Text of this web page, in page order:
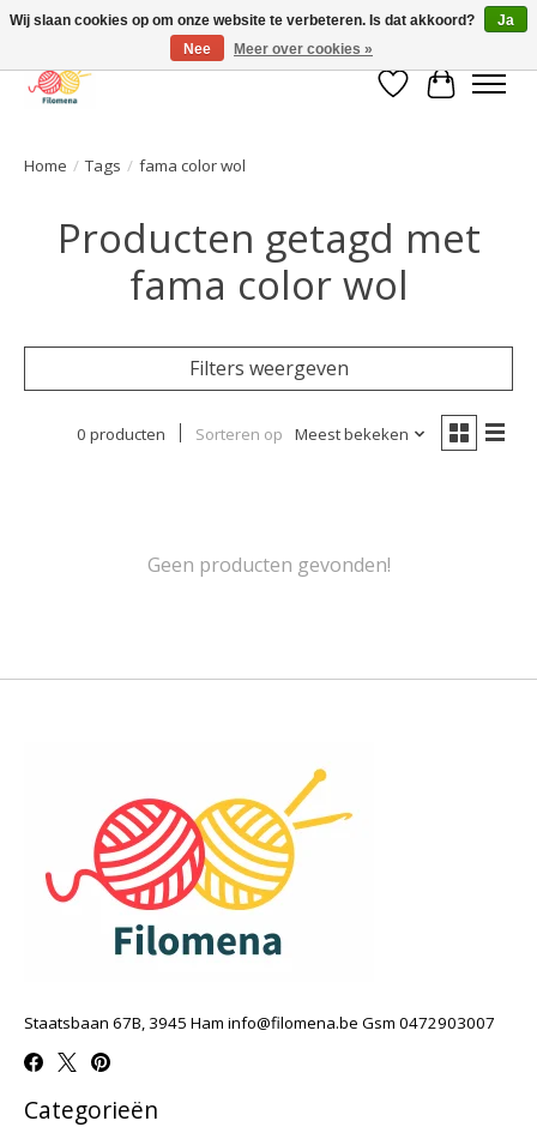
Verlanglijst
Home / Tags / fama color wol
Producten getagd met
fama color wol
Filters weergeven
0 producten Sorteren op Meest bekeken
Geen producten gevonden!
Staatsbaan 67B, 3945 Ham info@filomena.be Gsm 0472903007
Categorieën
Wij slaan cookies op om onze website te verbeteren. Is dat akkoord?
Ja
Nee
Meer over cookies »